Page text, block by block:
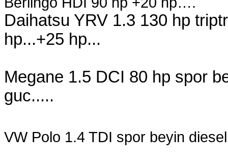
Daihatsu YRV 1.3 130 hp
hp...+25 hp...
Megane 1.5 DCI 80 hp spor
guc.....
VW Polo 1.4 TDI spor beyin